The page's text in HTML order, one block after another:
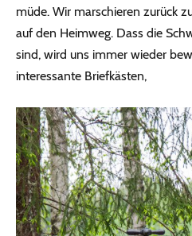
müde. Wir marschieren zurück
auf den Heimweg. Dass die
sind, wird uns immer wieder
interessante Briefkästen,